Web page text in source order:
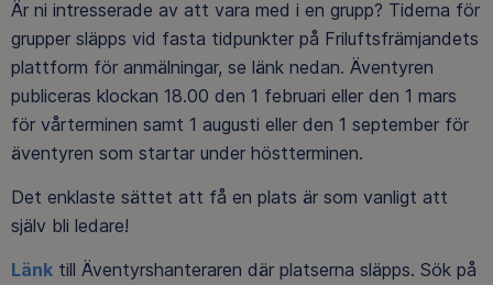
Är ni intresserade av att vara med i en grupp? Tiderna för
grupper släpps vid fasta tidpunkter på Friluftsfrämjandets
plattform för anmälningar, se länk nedan. Äventyren
publiceras klockan 18.00 den 1 februari eller den 1 mars
för vårterminen samt 1 augusti eller den 1 september för
äventyren som startar under höstterminen.
Det enklaste sättet att få en plats är som vanligt att
själv bli ledare!
Länk till Äventyrshanteraren där platserna släpps. Sök på